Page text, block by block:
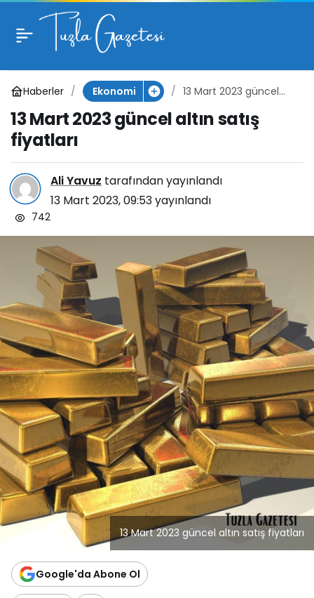
Haberler Ekonomi
13 Mart 2023 güncel
13 Mart 2023 güncel altın satış
fiyatları
Ali Yavuz tarafından yayınlandı
13 Mart 2023, 09:53yayınlandı
742
13 Mart 2023 güncel altın satış fiyatları
Google'da Abone Ol
13 Mart 2023 güncel
altın satış fiyatları